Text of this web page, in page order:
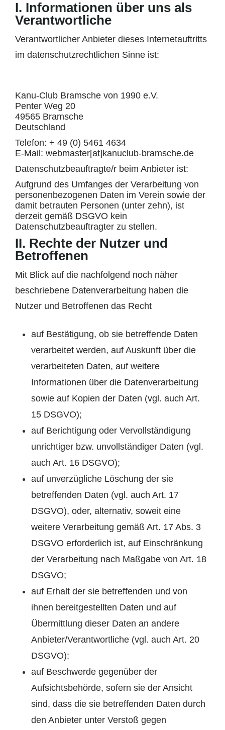
I. Informationen über uns als
Verantwortliche
Verantwortlicher Anbieter dieses Internetauftritts
im datenschutzrechtlichen Sinne ist:
Kanu-Club Bramsche von 1990 e.V.
Penter Weg 20
49565 Bramsche
Deutschland
Telefon: + 49 (0) 5461 4634
E-Mail: webmaster[at]kanuclub-bramsche.de
Datenschutzbeauftragte/r beim Anbieter ist:
Aufgrund des Umfanges der Verarbeitung von
personenbezogenen Daten im Verein sowie der
damit betrauten Personen (unter zehn), ist
derzeit gemäß DSGVO kein
Datenschutzbeauftragter zu stellen.
II. Rechte der Nutzer und
Betroffenen
Mit Blick auf die nachfolgend noch näher
beschriebene Datenverarbeitung haben die
Nutzer und Betroffenen das Recht
auf Bestätigung, ob sie betreffende Daten
verarbeitet werden, auf Auskunft über die
verarbeiteten Daten, auf weitere
Informationen über die Datenverarbeitung
sowie auf Kopien der Daten (vgl. auch Art.
15 DSGVO);
auf Berichtigung oder Vervollständigung
unrichtiger bzw. unvollständiger Daten (vgl.
auch Art. 16 DSGVO);
auf unverzügliche Löschung der sie
betreffenden Daten (vgl. auch Art. 17
DSGVO), oder, alternativ, soweit eine
weitere Verarbeitung gemäß Art. 17 Abs. 3
DSGVO erforderlich ist, auf Einschränkung
der Verarbeitung nach Maßgabe von Art. 18
DSGVO;
auf Erhalt der sie betreffenden und von
ihnen bereitgestellten Daten und auf
Übermittlung dieser Daten an andere
Anbieter/Verantwortliche (vgl. auch Art. 20
DSGVO);
auf Beschwerde gegenüber der
Aufsichtsbehörde, sofern sie der Ansicht
sind, dass die sie betreffenden Daten durch
den Anbieter unter Verstoß gegen